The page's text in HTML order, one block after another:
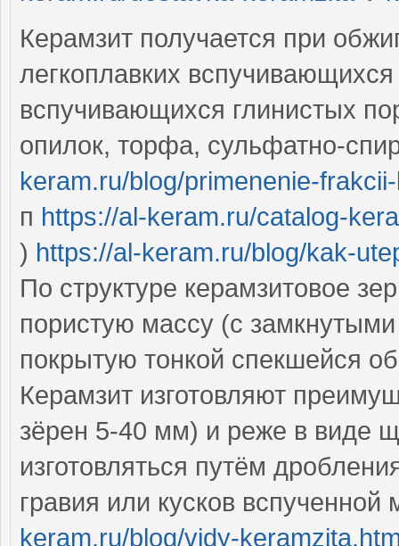
Керамзит получается при
легкоплавких
вспучивающихся глинистых
опилок, торфа, сульфатно-
keram.ru/blog/primenenie-
п https://al-keram.ru/catalog-
) https://al-keram.ru/blog/kak-
По структуре керамзитовое
пористую массу (с
покрытую тонкой спекшейся
Керамзит изготовляют
зёрен 5-40 мм) и реже в виде
изготовляться путём
гравия или кусков
keram.ru/blog/vidy-